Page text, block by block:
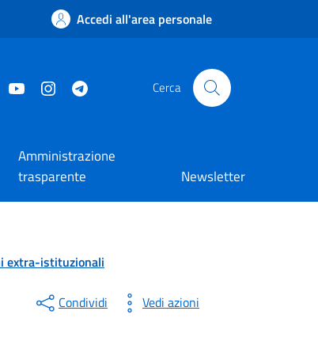
Accedi all'area personale
Twitter YouTube Instagram Cerca
Amministrazione
trasparente
Newsletter
extra-istituzionali
Condividi Vedi azioni